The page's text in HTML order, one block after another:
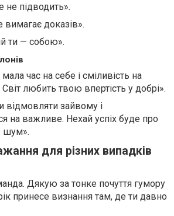
не підводить».
доказів».
ти — собою».
час на себе і сміливість на
любить твою впертість у добрі».
відмовляти зайвому і
на важливе. Нехай успіх буде про
шум».
для різних випадків
Дякую за тонке почуття гумору
принесе визнання там, де ти давно